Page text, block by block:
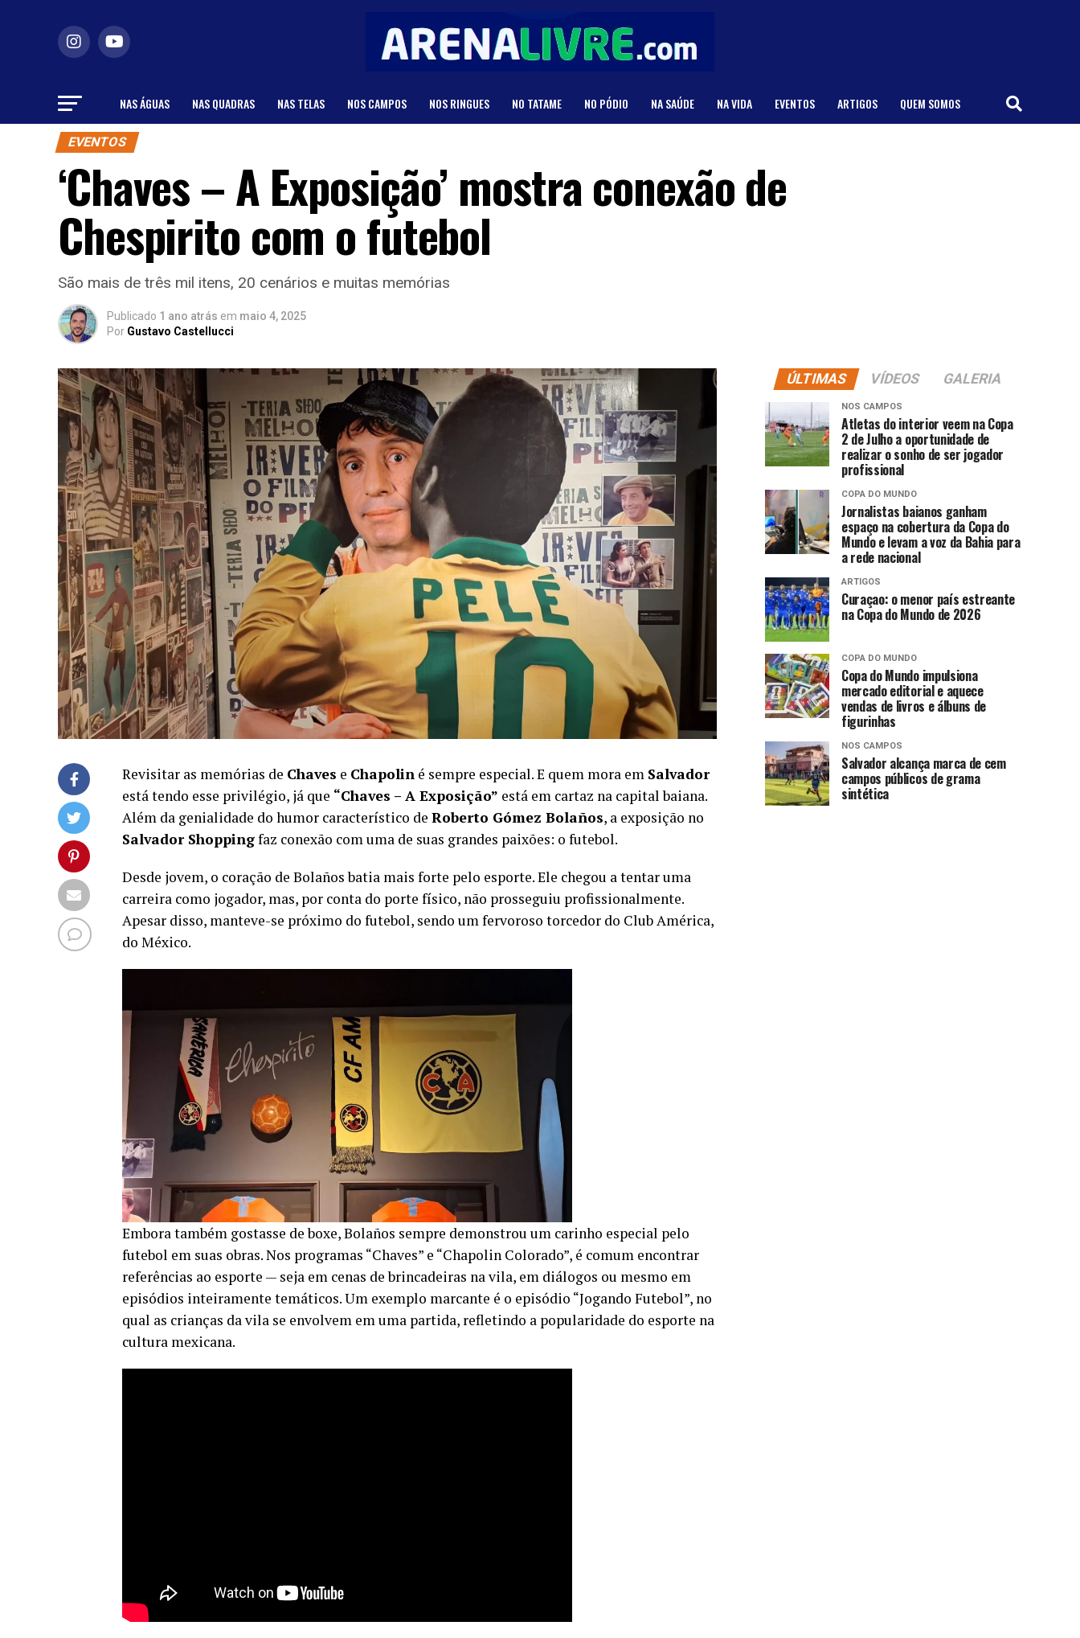
NAS ÁGUAS NAS QUADRAS NAS TELAS NOS CAMPOS NOS RINGUES NO TATAME NO PÓDIO NA SAÚDE NA VIDA EVENTOS ARTIGOS QUEM SOMOS
EVENTOS
‘Chaves – A Exposição’ mostra conexão de
Chespirito com o futebol
São mais de três mil itens, 20 cenários e muitas memórias
Publicado 1 ano atrás em maio 4, 2025
Por Gustavo Castellucci
Revisitar as memórias de Chaves e Chapolin é sempre especial. E quem mora em Salvador
está tendo esse privilégio, já que “Chaves – A Exposição” está em cartaz na capital baiana.
Além da genialidade do humor característico de Roberto Gómez Bolaños, a exposição no
Salvador Shoppingfaz conexão com uma de suas grandes paixões: o futebol.
Desde jovem, o coração de Bolaños batia mais forte pelo esporte. Ele chegou a tentar uma
carreira como jogador, mas, por conta do porte físico, não prosseguiu profissionalmente.
Apesar disso, manteve-se próximo do futebol, sendo um fervoroso torcedor do Club América,
do México.
Embora também gostasse de boxe, Bolaños sempre demonstrou um carinho especial pelo
futebol em suas obras. Nos programas “Chaves” e “Chapolin Colorado”, é comum encontrar
referências ao esporte — seja em cenas de brincadeiras na vila, em diálogos ou mesmo em
episódios inteiramente temáticos. Um exemplo marcante é o episódio “Jogando Futebol”, no
qual as crianças da vila se envolvem em uma partida, refletindo a popularidade do esporte na
cultura mexicana.
ÚLTIMAS VÍDEOS GALERIA
NOS CAMPOS
Atletas do interior veem na Copa
2 de Julho a oportunidade de
realizar o sonho de ser jogador
profissional
COPA DO MUNDO
Jornalistas baianos ganham
espaço na cobertura da Copa do
Mundo e levam a voz da Bahia para
a rede nacional
ARTIGOS
Curaçao: o menor país estreante
na Copa do Mundo de 2026
COPA DO MUNDO
Copa do Mundo impulsiona
mercado editorial e aquece
vendas de livros e álbuns de
figurinhas
NOS CAMPOS
Salvador alcança marca de cem
campos públicos de grama
sintética